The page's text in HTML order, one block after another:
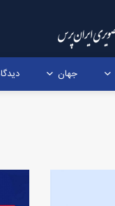
جهان